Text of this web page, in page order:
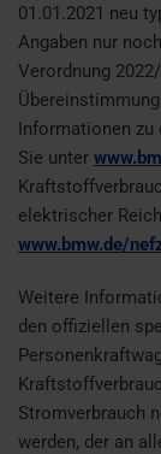
01.01.2021 neu
Angaben nur
Verordnung
Informationen zu
Sie unter
elektrischer
www.bmw.de/
Weitere
den offiziellen
Stromverbrauch
werden, der an